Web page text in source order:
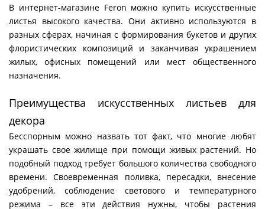
В интернет-магазине Feron можно купить искусственные
листья высокого качества. Они активно используются в
разных сферах, начиная с формирования букетов и других
флористических композиций и заканчивая украшением
жилых, офисных помещений или мест общественного
назначения.
Преимущества искусственных листьев для
декора
Бесспорным можно назвать тот факт, что многие любят
украшать свое жилище при помощи живых растений. Но
подобный подход требует большого количества свободного
времени. Своевременная поливка, пересадки, внесение
удобрений, соблюдение светового и температурного
режима – все эти действия нужны, чтобы растения